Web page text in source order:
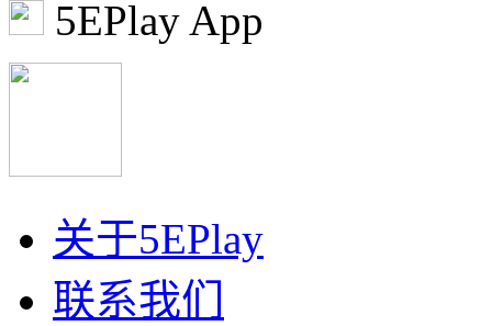
5EPlay App
关于5EPlay
联系我们